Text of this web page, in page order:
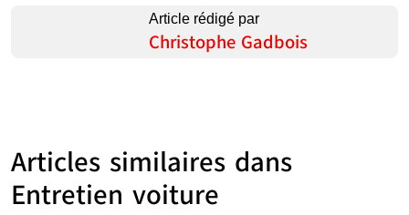
Article rédigé par
Christophe Gadbois
Articles similaires dans
Entretien voiture